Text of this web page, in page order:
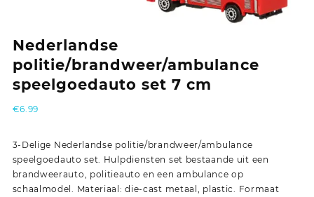
Nederlandse
politie/brandweer/ambulance
speelgoedauto set 7 cm
€6.99
3-Delige Nederlandse politie/brandweer/ambulance
speelgoedauto set. Hulpdiensten set bestaande uit een
brandweerauto, politieauto en een ambulance op
schaalmodel. Materiaal: die-cast metaal, plastic. Formaat